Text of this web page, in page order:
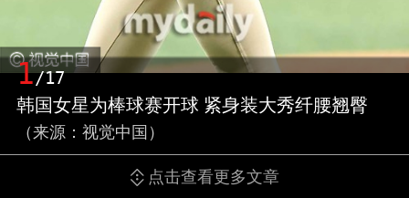
1/17
韩国女星为棒球赛开球 紧身装大秀纤腰翘臀
（来源：视觉中国）
点击查看更多文章